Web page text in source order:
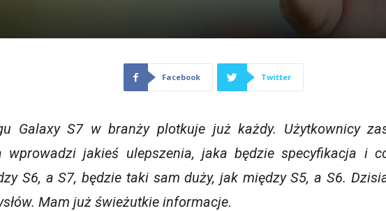
Facebook Twitter
GalaxyS7 w branży plotkuje już każdy. Użytkownicy
wprowadzi jakieś ulepszenia, jaka będzie specyfikacja i
S6, a S7, będzie taki sam duży, jak między S5, a S6.
Mam już świeżutkie informacje.